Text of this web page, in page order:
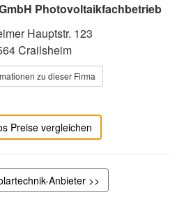
Photovoltaikfachbetrieb
Hauptstr. 123
Crailsheim
zu dieser Firma
Preise vergleichen
Anbieter >>